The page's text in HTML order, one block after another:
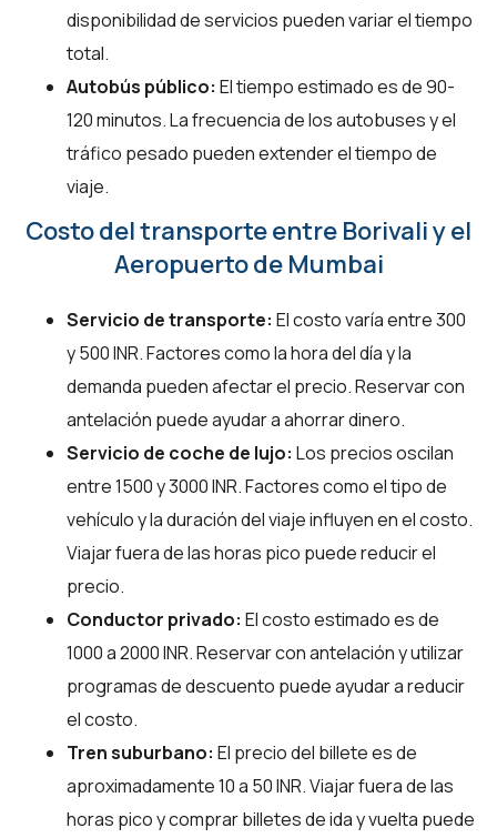
disponibilidad de servicios pueden variar el tiempo
total.
Autobús público: El tiempo estimado es de 90-
120 minutos. La frecuencia de los autobuses y el
tráfico pesado pueden extender el tiempo de
viaje.
Costo del transporte entre Borivali y el
Aeropuerto de Mumbai
Servicio de transporte: El costo varía entre 300
y 500 INR. Factores como la hora del día y la
demanda pueden afectar el precio. Reservar con
antelación puede ayudar a ahorrar dinero.
Servicio de coche de lujo: Los precios oscilan
entre 1500 y 3000 INR. Factores como el tipo de
vehículo y la duración del viaje influyen en el costo.
Viajar fuera de las horas pico puede reducir el
precio.
Conductor privado: El costo estimado es de
1000 a 2000 INR. Reservar con antelación y utilizar
programas de descuento puede ayudar a reducir
el costo.
Tren suburbano: El precio del billete es de
aproximadamente 10 a 50 INR. Viajar fuera de las
horas pico y comprar billetes de ida y vuelta puede